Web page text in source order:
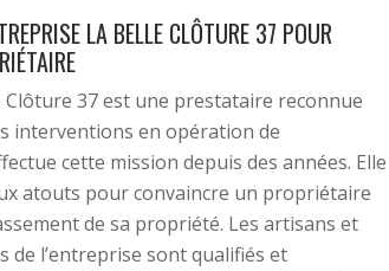
LA BELLE CLÔTURE 37 POUR
Clôture 37 est une prestataire reconnue
interventions en opération de
cette mission depuis des années. Elle
atouts pour convaincre un propriétaire
de sa propriété. Les artisans et
de l’entreprise sont qualifiés et